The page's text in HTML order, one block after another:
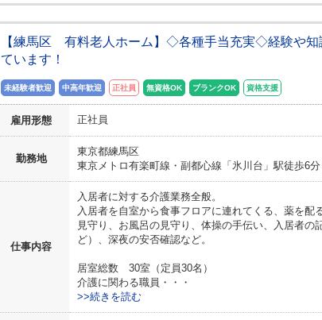
【練馬区 有料老人ホーム】◇各種手当充実◇経験や知
ています！
未経験者歓迎 中高年歓迎 正社員 無資格OK ブランクOK 資格支援
雇用形態 正社員
勤務地
東京都練馬区
東京メトロ有楽町線・副都心線「氷川台」駅徒歩6分
仕事内容
入居者に対する介護業務全般。
入居者を自室から食事フロアに連れてくる、薬を
見守り、お風呂の見守り、体操の手伝い、入居者の
ど）、深夜の安否確認など。
居室総数 30室（定員30名）
介護に関わる職員・・・
>>続きを読む